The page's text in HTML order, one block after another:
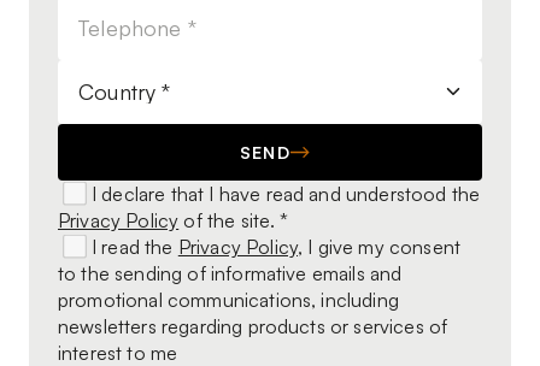
SEND
I declare that I have read and understood the
Privacy Policy of the site. *
I read the Privacy Policy, I give my consent
to the sending of informative emails and
promotional communications, including
newsletters regarding products or services of
interest to me